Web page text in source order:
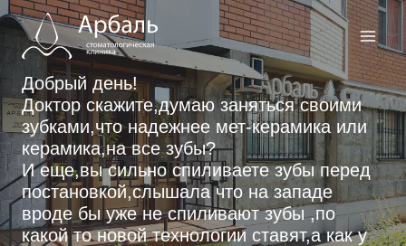
Перейти
содержимому
Добрый день!
Доктор скажите,думаю заняться своими
зубками,что надежнее мет-керамика или
керамика,на все зубы?
И еще,вы сильно спиливаете зубы перед
постановкой,слышала что на западе
вроде бы уже не спиливают зубы ,по
какой то новой технологии ставят,а как у